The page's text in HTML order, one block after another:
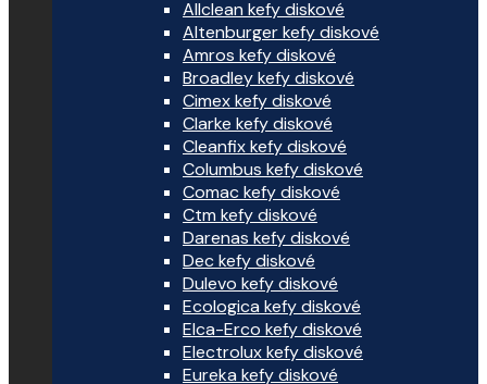
Allclean kefy diskové
Altenburger kefy diskové
Amros kefy diskové
Broadley kefy diskové
Cimex kefy diskové
Clarke kefy diskové
Cleanfix kefy diskové
Columbus kefy diskové
Comac kefy diskové
Ctm kefy diskové
Darenas kefy diskové
Dec kefy diskové
Dulevo kefy diskové
Ecologica kefy diskové
Elca-Erco kefy diskové
Electrolux kefy diskové
Eureka kefy diskové